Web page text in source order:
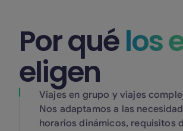
Por quélos
eligen
Viajes en grupo y viajes
Nos adaptamos a las
horarios dinámicos, requisitos